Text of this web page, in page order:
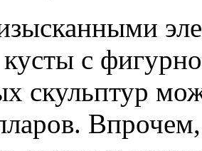
кусты с
скульптур